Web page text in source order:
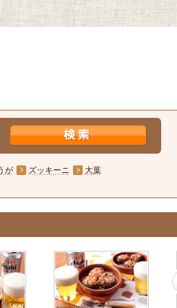
が ズッキーニ 大葉